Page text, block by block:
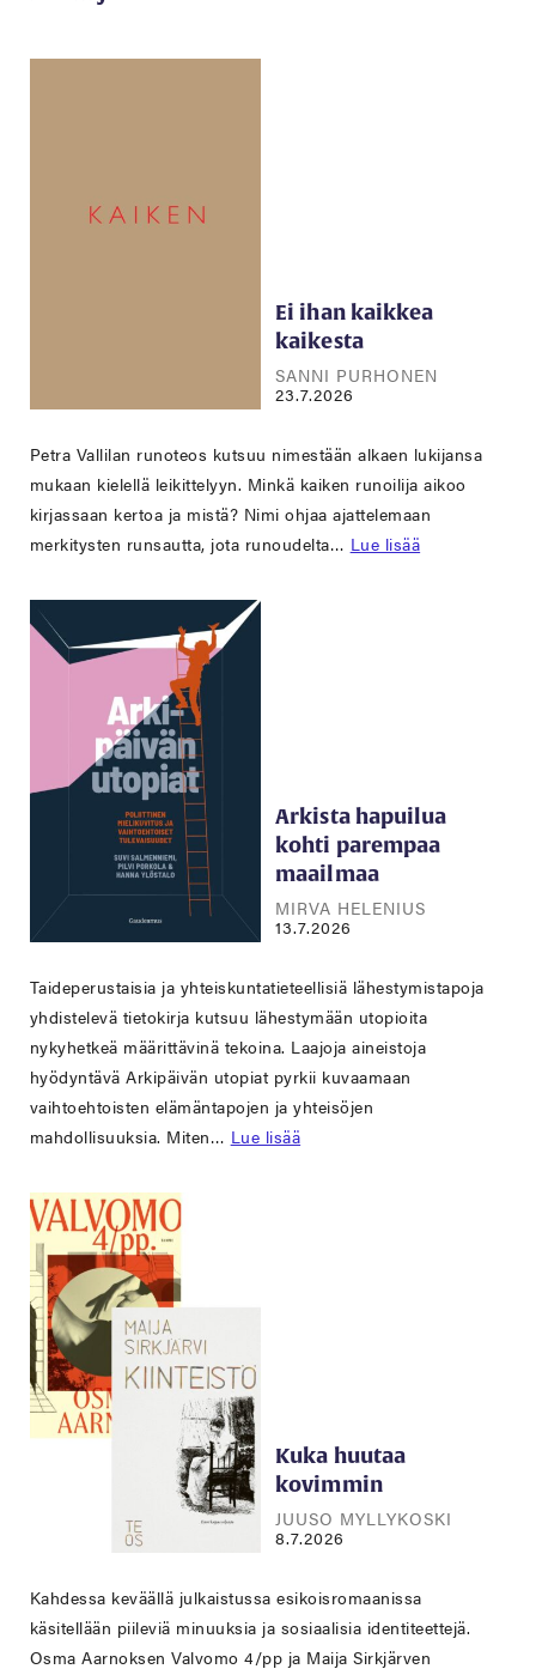
Ei ihan kaikkea
kaikesta
SANNI PURHONEN
23.7.2026
Petra Vallilan runoteos kutsuu nimestään alkaen lukijansa
mukaan kielellä leikittelyyn. Minkä kaiken runoilija aikoo
kirjassaan kertoa ja mistä? Nimi ohjaa ajattelemaan
merkitysten runsautta, jota runoudelta… Lue lisää
Arkista hapuilua
kohti parempaa
maailmaa
MIRVA HELENIUS
13.7.2026
Taideperustaisia ja yhteiskuntatieteellisiä lähestymistapoja
yhdistelevä tietokirja kutsuu lähestymään utopioita
nykyhetkeä määrittävinä tekoina. Laajoja aineistoja
hyödyntävä Arkipäivän utopiat pyrkii kuvaamaan
vaihtoehtoisten elämäntapojen ja yhteisöjen
mahdollisuuksia. Miten… Lue lisää
Kuka huutaa
kovimmin
JUUSO MYLLYKOSKI
8.7.2026
Kahdessa keväällä julkaistussa esikoisromaanissa
käsitellään piileviä minuuksia ja sosiaalisia identiteettejä.
Osma Aarnoksen Valvomo 4/pp ja Maija Sirkjärven